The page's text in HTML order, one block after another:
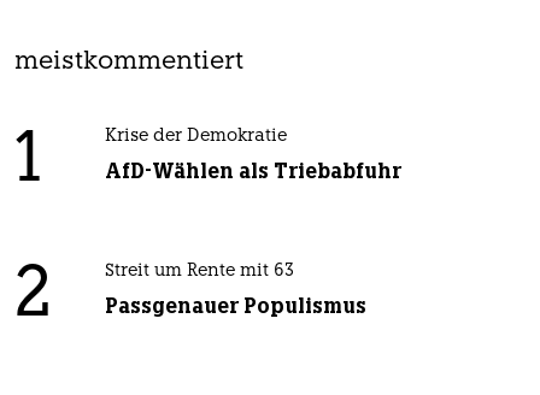
meistkommentiert
1 Krise der Demokratie
AfD-Wählen als Triebabfuhr
2 Streit um Rente mit 63
Passgenauer Populismus